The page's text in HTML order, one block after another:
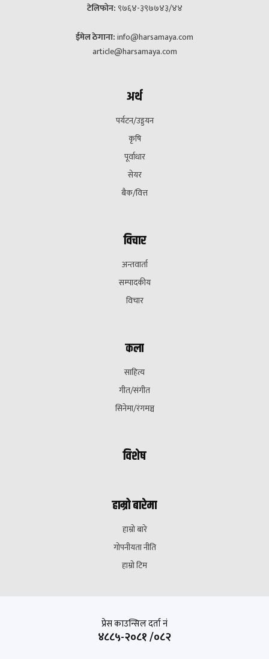
टेलिफोन: ९७६४-३९७७४३/४४
ईमेल ठेगाना:info@harsamaya.com
article@harsamaya.com
अर्थ
पर्यटन/उड्डयन
कृषि
पूर्वाधार
सेयर
बैक/वित्त
विचार
अन्तवार्ता
सम्पादकीय
विचार
कला
साहित्य
गीत/संगीत
सिनेमा/रंगमञ्च
विशेष
हाम्रो बारेमा
हाम्रो बारे
गोपनीयता नीति
हाम्रो टिम
प्रेस काउन्सिल दर्ता नं
४८८५-२०८१ /०८२